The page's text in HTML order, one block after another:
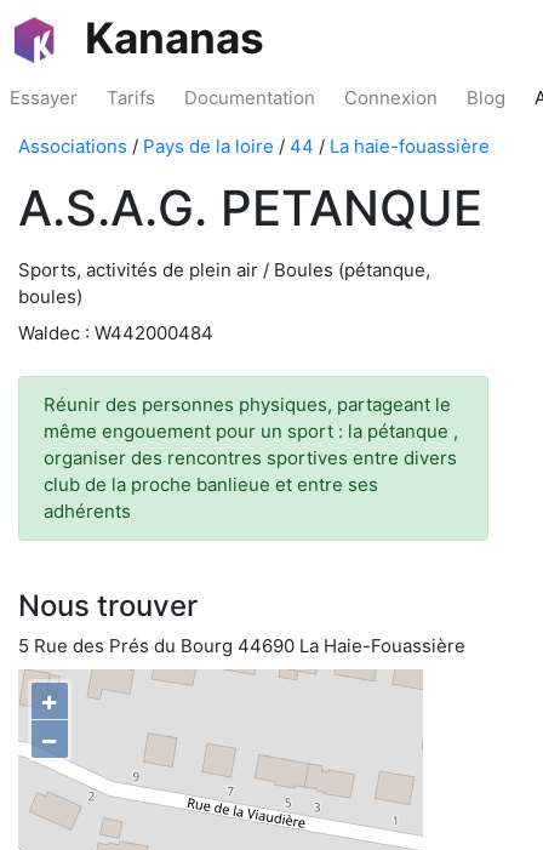
Kananas
Essayer Tarifs Documentation Connexion Blog
Associations / Pays de la loire / 44 / La haie-fouassière
A.S.A.G. PETANQUE
Sports, activités de plein air / Boules (pétanque,
boules)
Waldec : W442000484
Réunir des personnes physiques, partageant le
même engouement pour un sport : la pétanque ,
organiser des rencontres sportives entre divers
club de la proche banlieue et entre ses
adhérents
Nous trouver
5 Rue des Prés du Bourg 44690 La Haie-Fouassière
+
−